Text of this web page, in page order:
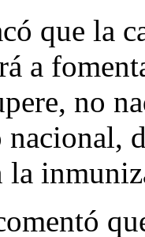
que la
a
no
la